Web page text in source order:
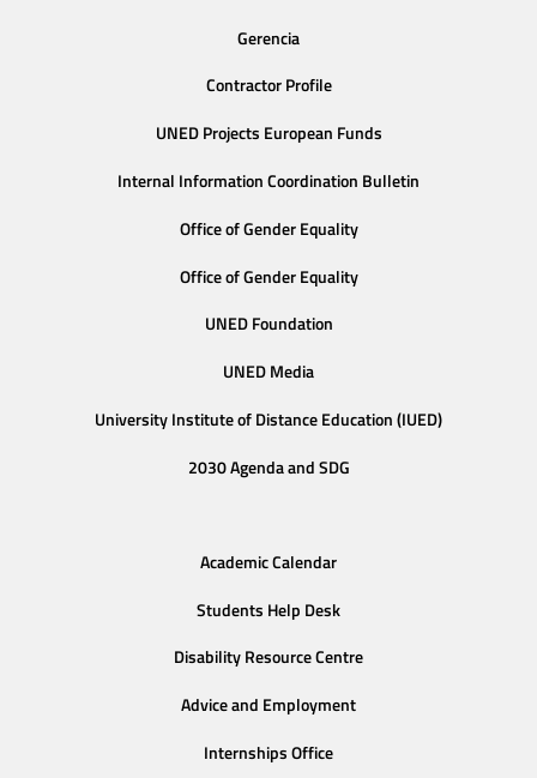
Gerencia
Contractor Profile
UNED Projects European Funds
Internal Information Coordination Bulletin
Office of Gender Equality
Office of Gender Equality
UNED Foundation
UNED Media
University Institute of Distance Education (IUED)
2030 Agenda and SDG
Academic Calendar
Students Help Desk
Disability Resource Centre
Advice and Employment
Internships Office